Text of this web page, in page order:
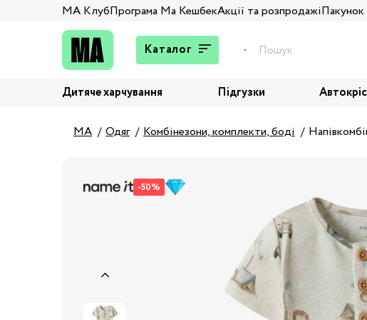
МА КлубПрограма Ма КешбекАкції та розпродажі
Каталог
Штани та джинси
Жакети та піджаки
Кардигани та світшоти
Колготи та шкарпетки
комплекти, боді
Купальники та плавки
Дитяче харчування Підгузки
MA Одяг Комбінезони, комплекти, боді
-50%